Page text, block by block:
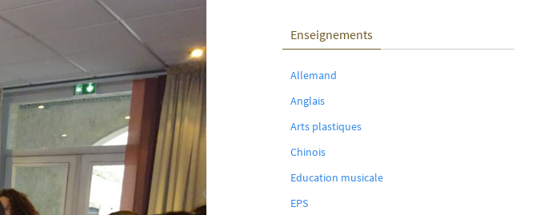
Enseignements
Allemand
Anglais
Arts plastiques
Chinois
Education musicale
EPS